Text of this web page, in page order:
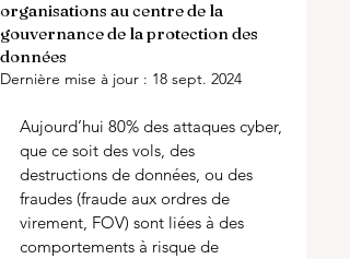
organisations au centre de la
gouvernance de la protection des
données
Dernière mise à jour : 18 sept. 2024
Aujourd’hui 80% des attaques cyber,
que ce soit des vols, des
destructions de données, ou des
fraudes (fraude aux ordres de
virement, FOV) sont liées à des
comportements à risque de